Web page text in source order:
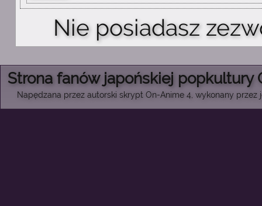
Nie posiadasz
Strona fanów japońskiej popkultury
Napędzana przez autorski skrypt On-Anime 4, wykonany przez